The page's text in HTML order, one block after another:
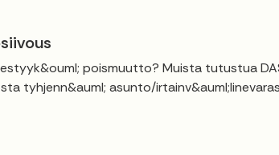
poismuutto? Muista tutustua
tyhjenn&auml; asunto/